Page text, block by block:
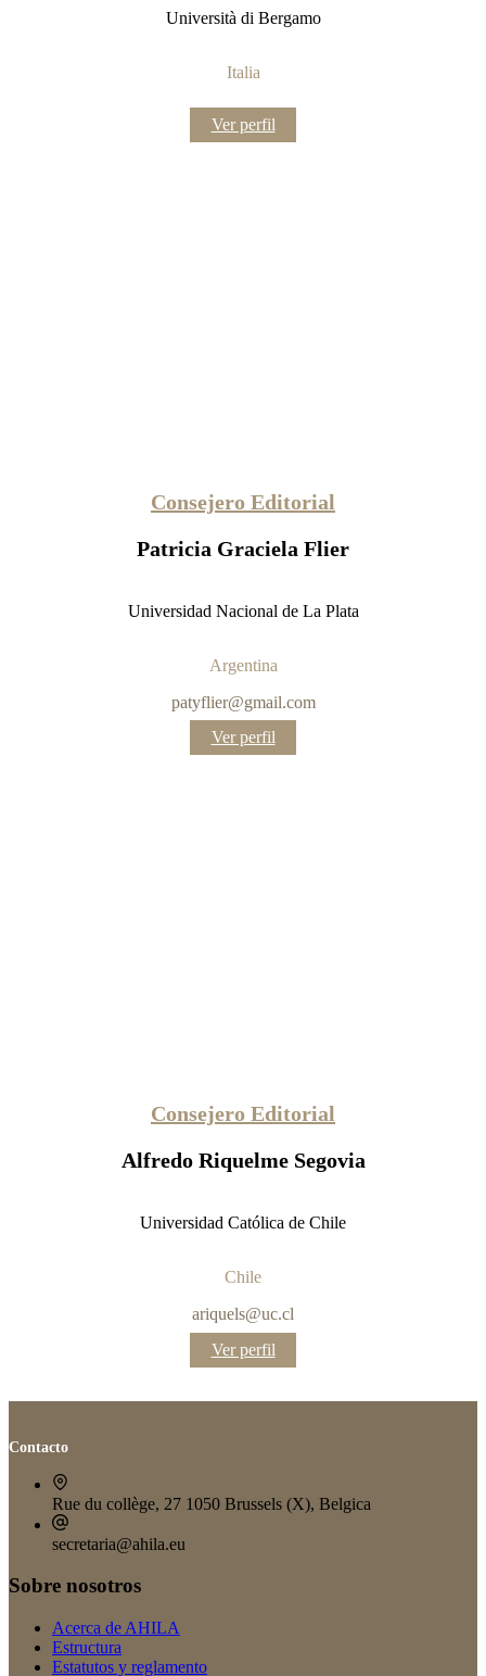
Università di Bergamo
Italia
Ver perfil:
Consejero
Consejero Editorial
Patricia Graciela Flier
Universidad Nacional de La Plata
Argentina
patyflier@gmail.com
Ver perfil:
Consejero
Consejero Editorial
Alfredo Riquelme Segovia
Universidad Católica de Chile
Chile
ariquels@uc.cl
Ver perfil:
Consejero
Contacto
Rue du collège, 27 1050 Brussels (X), Belgica
secretaria@ahila.eu
Sobre nosotros
Acerca de AHILA
Estructura
Estatutos y reglamento